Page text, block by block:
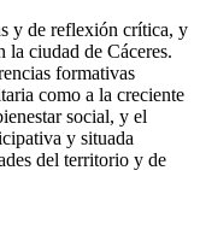
y de reflexión crítica, y
la ciudad de Cáceres.
formativas
como a la creciente
social, y el
y situada
del territorio y de